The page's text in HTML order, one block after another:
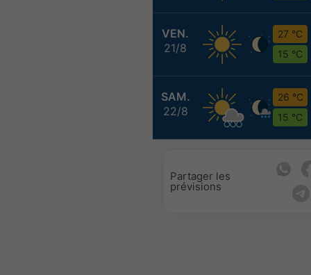
VEN.
21/8
27 °C
15 °C
SAM.
22/8
26 °C
15 °C
Partager les
prévisions